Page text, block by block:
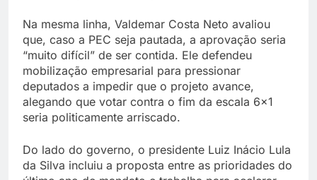
Na mesma linha, Valdemar Costa Neto avaliou
que, caso a PEC seja pautada, a aprovação seria
“muito difícil” de ser contida. Ele defendeu
mobilização empresarial para pressionar
deputados a impedir que o projeto avance,
alegando que votar contra o fim da escala 6×1
seria politicamente arriscado.
Do lado do governo, o presidente Luiz Inácio Lula
da Silva incluiu a proposta entre as prioridades do